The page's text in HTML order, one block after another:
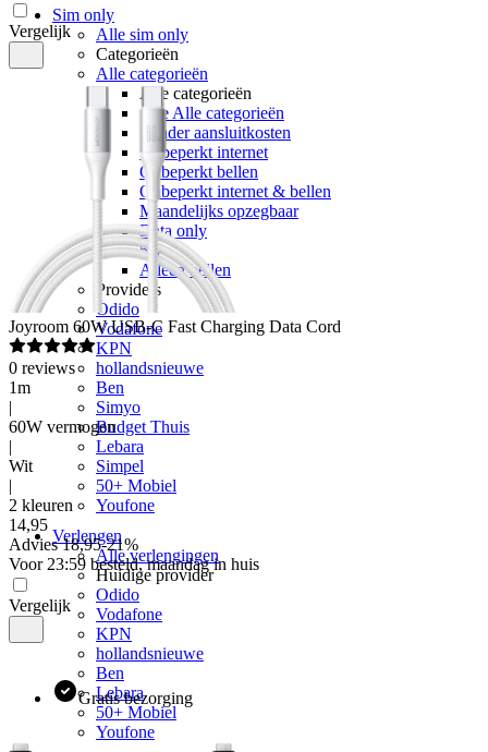
Sim only
Alle sim only
Categorieën
Alle categorieën
Alle categorieën
Alle Alle categorieën
Zonder aansluitkosten
Onbeperkt internet
Onbeperkt bellen
Onbeperkt internet & bellen
Maandelijks opzegbaar
Data only
5G
Alleen bellen
Providers
Odido
Vodafone
KPN
hollandsnieuwe
Ben
Simyo
Budget Thuis
Lebara
Simpel
50+ Mobiel
Youfone
Verlengen
Alle verlengingen
Huidige provider
Odido
Vodafone
KPN
hollandsnieuwe
Ben
Lebara
50+ Mobiel
Youfone
Vergelijk
Joyroom 60W USB-C Fast Charging Data Cord
0 reviews
1m
|
60W vermogen
|
Wit
|
2 kleuren
14,95
Advies 18,95-21%
Voor 23:59 besteld, maandag in huis
Vergelijk
Gratis bezorging